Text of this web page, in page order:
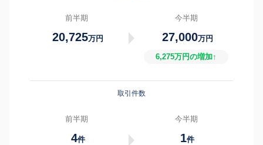
前半期
20,725万円
今半期
27,000万円
6,275万円の増加↑
取引件数
前半期
4件
今半期
1件